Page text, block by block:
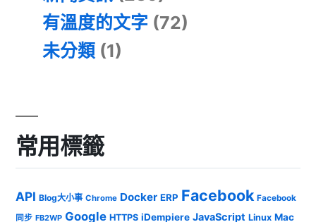
有溫度的文字 (72)
未分類 (1)
常用標籤
API Blog大小事 Chrome Docker ERP Facebook Facebook
同步 FB2WP Google HTTPS iDempiere JavaScript Linux Mac